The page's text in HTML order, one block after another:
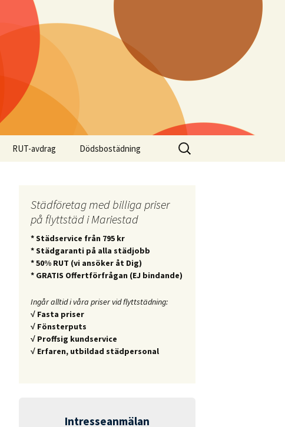
RUT-avdrag Dödsbostädning
Sök
efter:
Städföretag med billiga priser
på flyttstäd i Mariestad
* Städservice från 795 kr
* Städgaranti på alla städjobb
* 50% RUT (vi ansöker åt Dig)
* GRATIS Offertförfrågan (EJ bindande)
Ingår alltid i våra priser vid flyttstädning:
√ Fasta priser
√ Fönsterputs
√ Proffsig kundservice
√ Erfaren, utbildad städpersonal
Intresseanmälan